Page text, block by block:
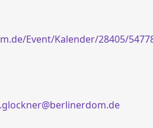
Event/Kalender/28405/